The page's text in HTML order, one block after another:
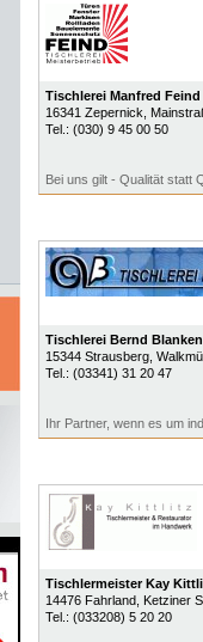
Tischlerei Manfred Feind
16341 Zepernick ,
Tel.: (030) 9 45 00 50
Bei uns gilt - Qualität statt
Tischlerei Bernd
15344 Strausberg,
Tel.: (03341) 31 20 47
Ihr Partner, wenn es um
Tischlermeister Kay
14476 Fahrland, Ketziner
Tel.: (033208) 5 20 20